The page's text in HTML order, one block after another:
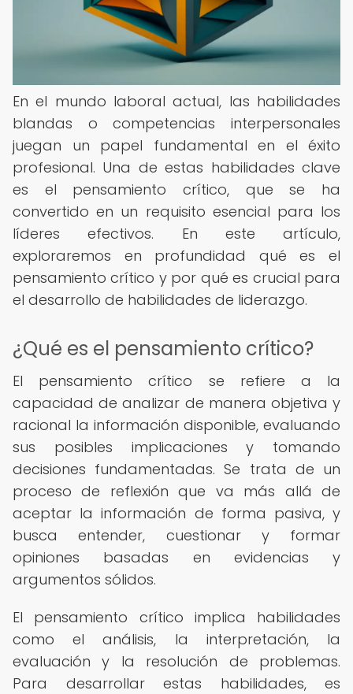
En el mundo laboral actual, las habilidades
blandas o competencias interpersonales
juegan un papel fundamental en el éxito
profesional. Una de estas habilidades clave
es el pensamiento crítico, que se ha
convertido en un requisito esencial para los
líderes efectivos. En este artículo,
exploraremos en profundidad qué es el
pensamiento crítico y por qué es crucial para
el desarrollo de habilidades de liderazgo.
¿Qué es el pensamiento crítico?
El pensamiento crítico se refiere a la
capacidad de analizar de manera objetiva y
racional la información disponible, evaluando
sus posibles implicaciones y tomando
decisiones fundamentadas. Se trata de un
proceso de reflexión que va más allá de
aceptar la información de forma pasiva, y
busca entender, cuestionar y formar
opiniones basadas en evidencias y
argumentos sólidos.
El pensamiento crítico implica habilidades
como el análisis, la interpretación, la
evaluación y la resolución de problemas.
Para desarrollar estas habilidades, es